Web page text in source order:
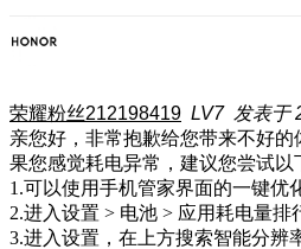
荣耀粉丝212198419 LV7 发表于
亲您好，非常抱歉给您带来不好
果您感觉耗电异常，建议您尝试以
1.可以使用手机管家界面的一键优
2.进入设置 > 电池 > 应用耗电量
3.进入设置，在上方搜索智能分辨